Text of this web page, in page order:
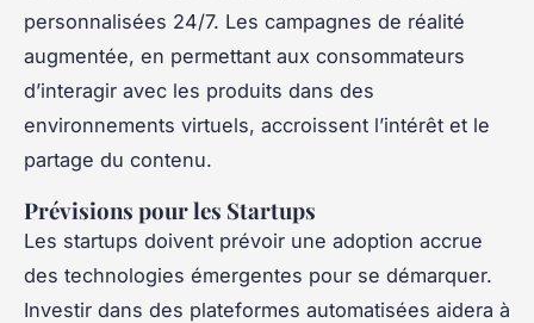
personnalisées 24/7. Les campagnes de réalité
augmentée, en permettant aux consommateurs
d’interagir avec les produits dans des
environnements virtuels, accroissent l’intérêt et le
partage du contenu.
Prévisions pour les Startups
Les startups doivent prévoir une adoption accrue
des technologies émergentes pour se démarquer.
Investir dans des plateformes automatisées aidera à